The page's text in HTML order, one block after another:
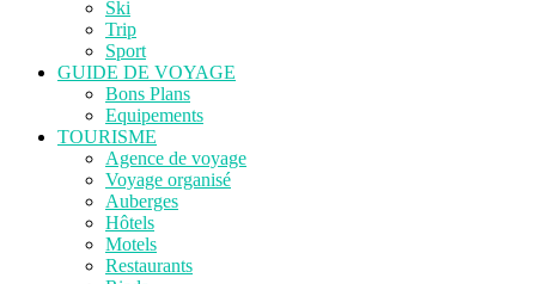
Ski
Trip
Sport
GUIDE DE VOYAGE
Bons Plans
Equipements
TOURISME
Agence de voyage
Voyage organisé
Auberges
Hôtels
Motels
Restaurants